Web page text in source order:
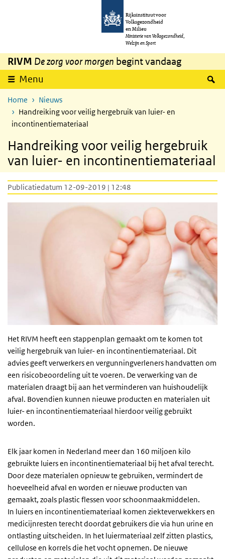
Overslaan en naar de inhoud gaan
Rijksinstituut voor
Volksgezondheid
en Milieu
Ministerie van Volksgezondheid,
Welzijn en Sport
RIVM De zorg voor morgen begint vandaag
Menu
Home
Nieuws
Handreiking voor veilig hergebruik van luier- en
incontinentiemateriaal
Handreiking voor veilig hergebruik
van luier- en incontinentiemateriaal
Publicatiedatum 12-09-2019 | 12:48
Het RIVM heeft een stappenplan gemaakt om te komen tot
veilig hergebruik van luier- en incontinentiemateriaal. Dit
advies geeft verwerkers en vergunningverleners handvatten om
een risicobeoordeling uit te voeren. De verwerking van de
materialen draagt bij aan het verminderen van huishoudelijk
afval. Bovendien kunnen nieuwe producten en materialen uit
luier- en incontinentiemateriaal hierdoor veilig gebruikt
worden.
Elk jaar komen in Nederland meer dan 160 miljoen kilo
gebruikte luiers en incontinentiemateriaal bij het afval terecht.
Door deze materialen opnieuw te gebruiken, vermindert de
hoeveelheid afval en worden er nieuwe producten van
gemaakt, zoals plastic flessen voor schoonmaakmiddelen.
In luiers en incontinentiemateriaal komen ziekteverwekkers en
medicijnresten terecht doordat gebruikers die via hun urine en
ontlasting uitscheiden. In het luiermateriaal zelf zitten plastics,
cellulose en korrels die het vocht opnemen. De nieuwe